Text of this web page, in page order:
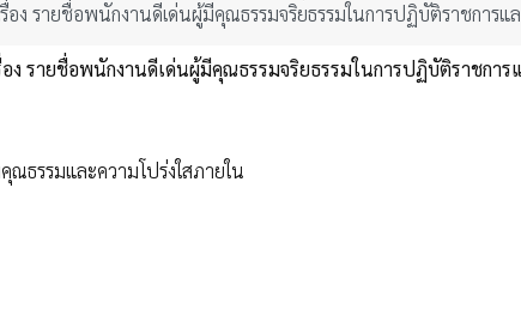
อง รายชื่อพนักงานดีเด่นผู้มีคุณธรรมจริยธรรมในการปฏิบัติราชกา
ง รายชื่อพนักงานดีเด่นผู้มีคุณธรรมจริยธรรมในการปฏิบัติราชก
ณธรรมและความโปร่งใสภายใน